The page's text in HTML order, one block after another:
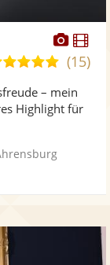
Fotos
5,0
5
(15)
– mein
Highlight für